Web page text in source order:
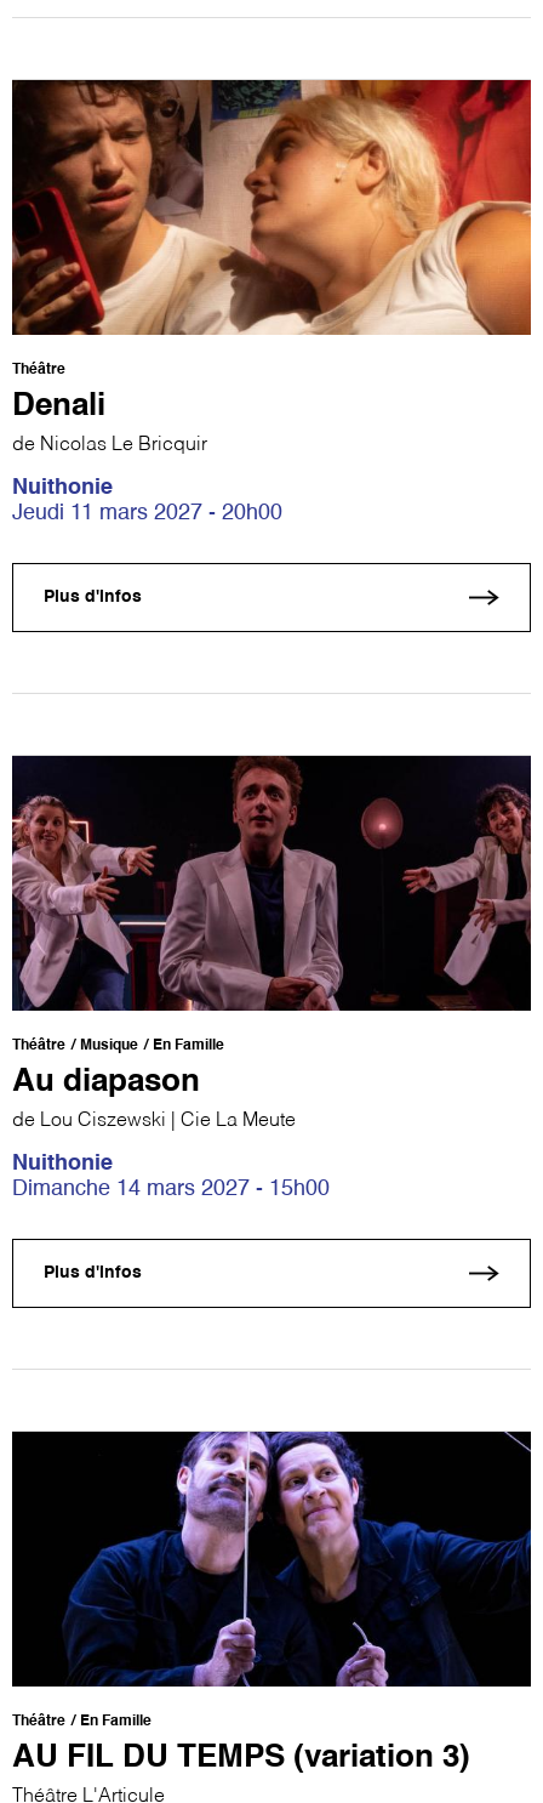
Théâtre
Denali
de Nicolas Le Bricquir
Nuithonie
Jeudi 11 mars 2027 - 20h00
Plus d'infos
Théâtre Musique En Famille
Au diapason
de Lou Ciszewski | Cie La Meute
Nuithonie
Dimanche 14 mars 2027 - 15h00
Plus d'infos
Théâtre En Famille
AU FIL DU TEMPS (variation 3)
Théâtre L'Articule